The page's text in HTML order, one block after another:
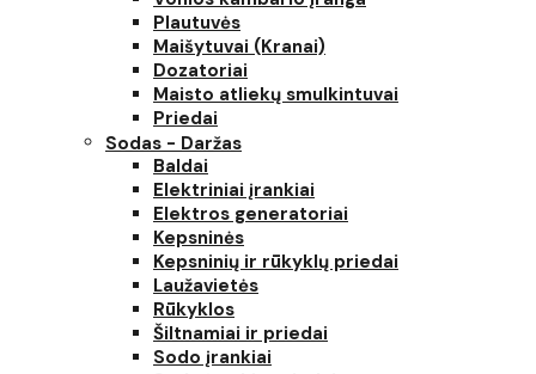
Plautuvės
Maišytuvai (Kranai)
Dozatoriai
Maisto atliekų smulkintuvai
Priedai
Sodas - Daržas
Baldai
Elektriniai įrankiai
Elektros generatoriai
Kepsninės
Kepsninių ir rūkyklų priedai
Laužavietės
Rūkyklos
Šiltnamiai ir priedai
Sodo įrankiai